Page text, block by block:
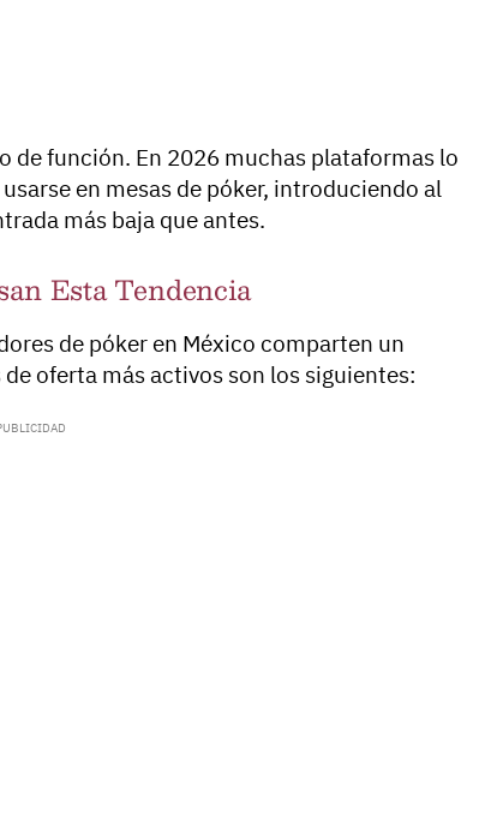
de función. En 2026 muchas plataformas lo
en mesas de póker, introduciendo al
más baja que antes.
Esta Tendencia
de póker en México comparten un
oferta más activos son los siguientes: